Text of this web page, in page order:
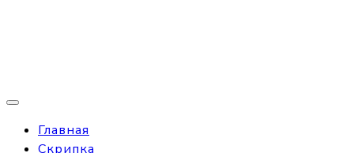
Главная
Скрипка